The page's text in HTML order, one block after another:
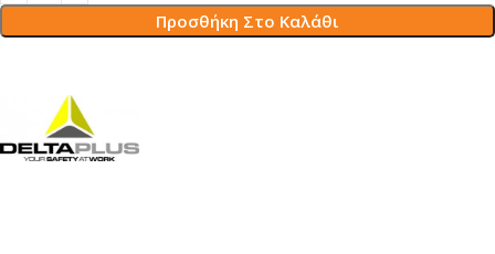
Προσθήκη Στο Καλάθι